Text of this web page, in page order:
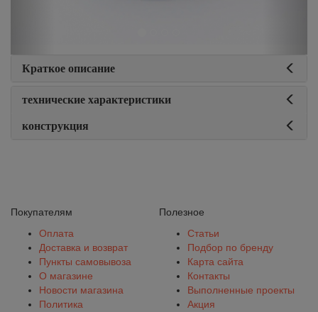
Краткое описание
технические характеристики
конструкция
Покупателям
Оплата
Доставка и возврат
Пункты самовывоза
О магазине
Новости магазина
Политика
Полезное
Статьи
Подбор по бренду
Карта сайта
Контакты
Выполненные проекты
Акция